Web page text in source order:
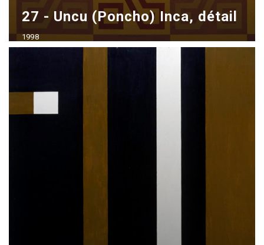
27 - Uncu (Poncho) Inca, détail
1998